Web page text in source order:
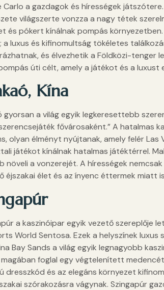
Carlo a gazdagok és hírességek
világszerte vonzza a nagy tétek
és pókert kínálnak pompás
a luxus és kifinomultság tökéletes
és élvezhetik a Földközi-tenger
úti célt, amely a játékot és a luxust
Kína
gyorsan a világ egyik legkeresettebb
fővárosaként.” A hatalmas
olyan élményt nyújtanak, amely felér
játékot kínálnak hatalmas játéktérrel.
növeli a vonzerejét. A hírességek
éjszakai élet és az ínyenc éttermek miatt
a kaszinóipar egyik vezető szereplője
World Sentosa. Ezek a helyszínek
Bay Sands a világ egyik legnagyobb
foglal egy végtelenített
dresszkód és az elegáns környezet
szórakozásra vágynak. Szingapúr